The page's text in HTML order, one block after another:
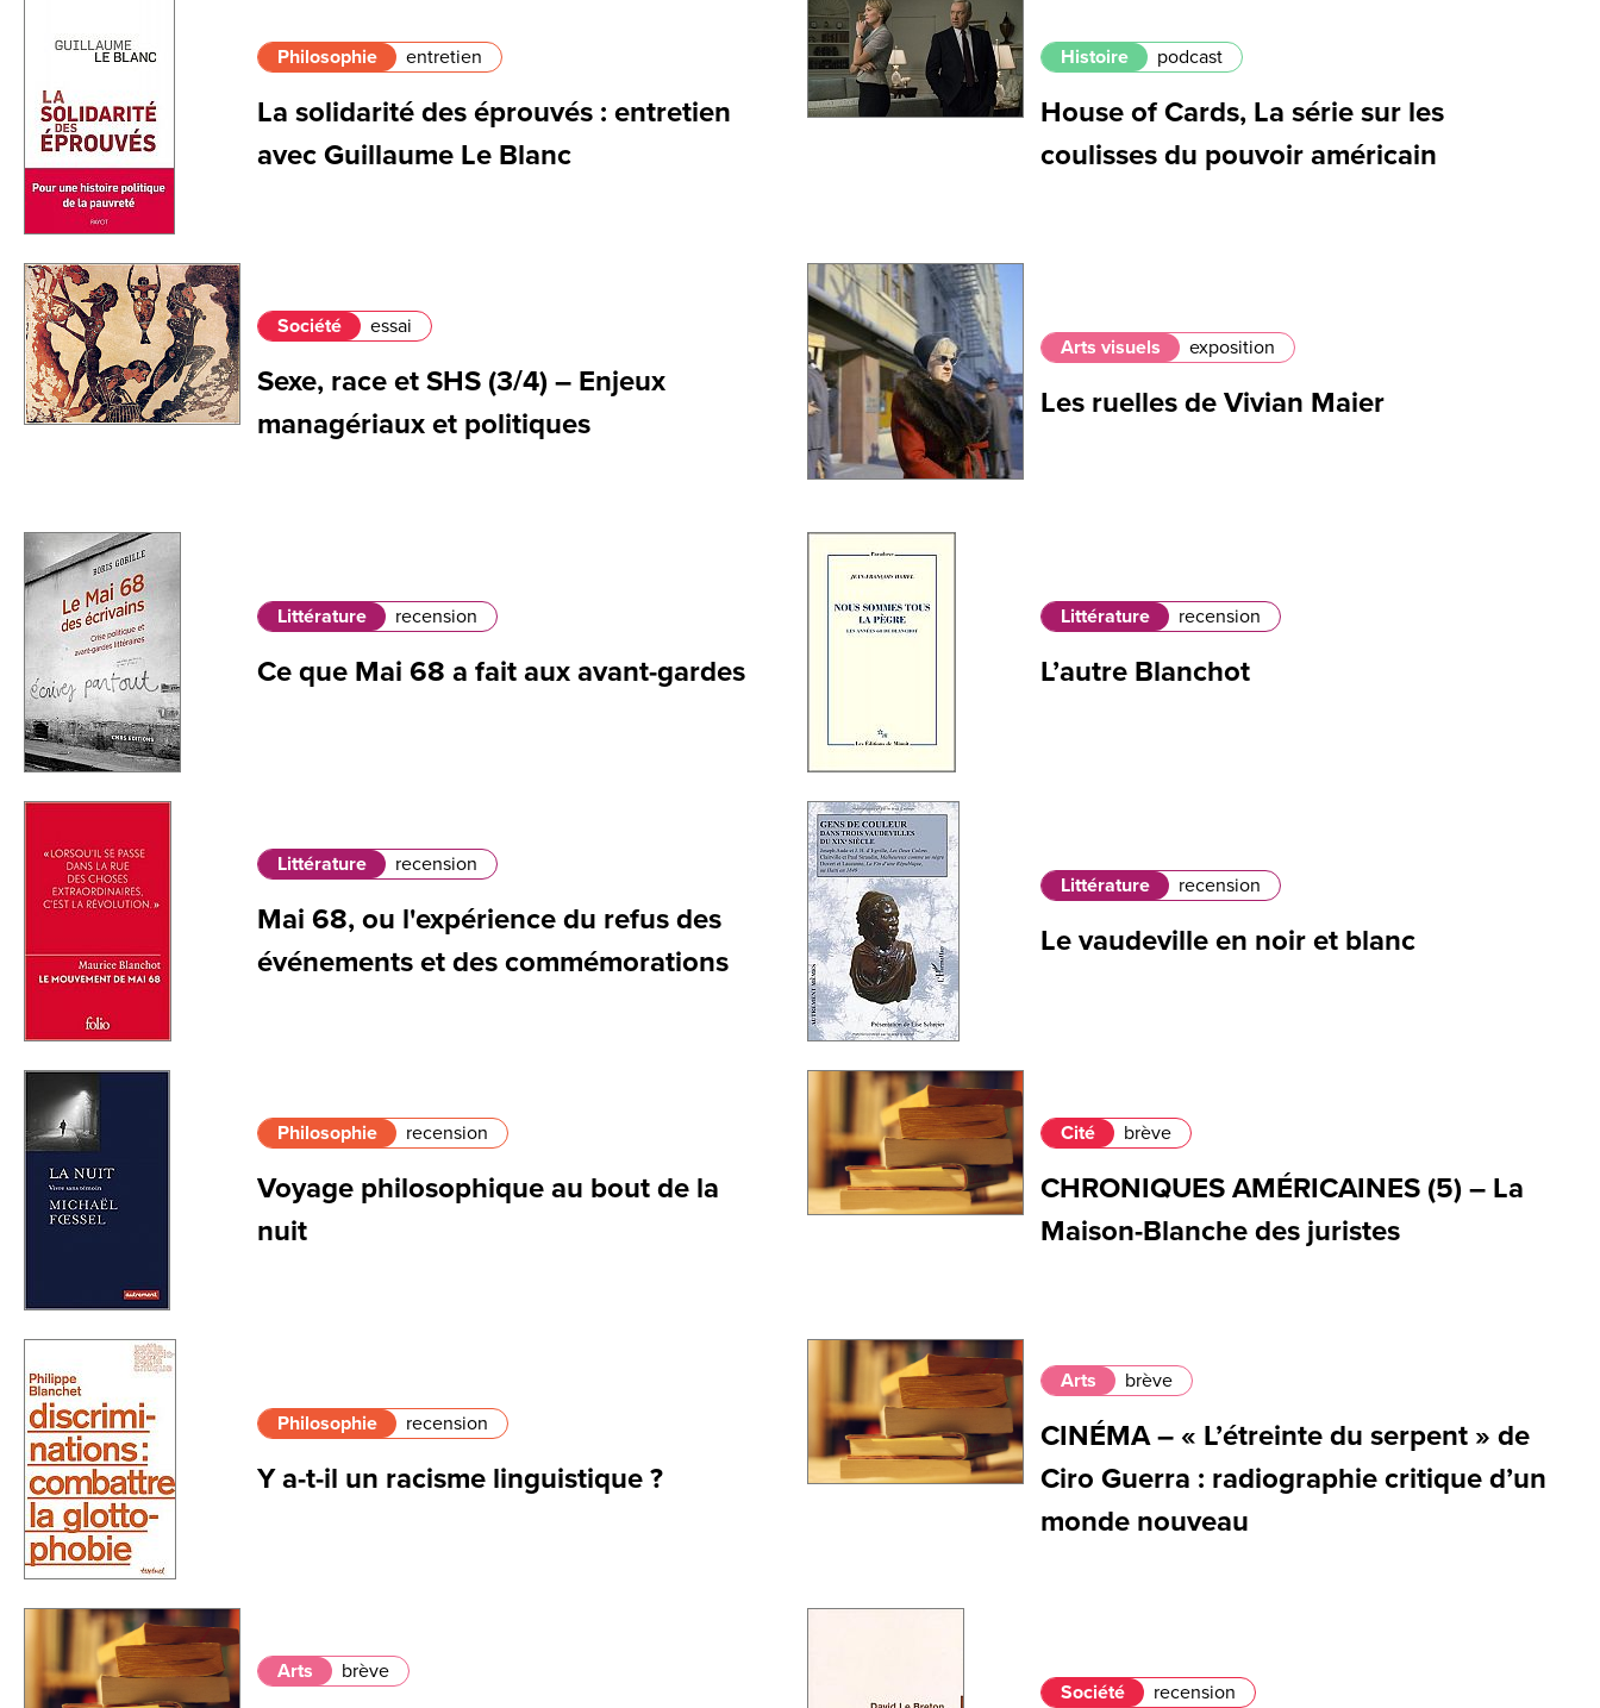
Philosophie entretien
La solidarité des éprouvés : entretien
avec Guillaume Le Blanc
Histoire podcast
House of Cards, La série sur les
coulisses du pouvoir américain
Société essai
Sexe, race et SHS (3/4) – Enjeux
managériaux et politiques
Arts visuels exposition
Les ruelles de Vivian Maier
Littérature recension
Ce que Mai 68 a fait aux avant-gardes
Littérature recension
L’autre Blanchot
Littérature recension
Mai 68, ou l'expérience du refus des
événements et des commémorations
Littérature recension
Le vaudeville en noir et blanc
Philosophie recension
Voyage philosophique au bout de la
nuit
Cité brève
CHRONIQUES AMÉRICAINES (5) – La
Maison-Blanche des juristes
Philosophie recension
Y a-t-il un racisme linguistique ?
Arts brève
CINÉMA – « L’étreinte du serpent » de
Ciro Guerra : radiographie critique d’un
monde nouveau
Arts brève
Société recension